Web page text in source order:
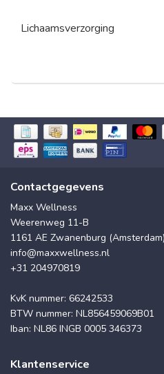
Lichaamsverzorging
Contactgegevens
Maxx Wellness
Weerenweg 11-B
1161 AE Zwanenburg (Amsterdam)
info@maxxwellness.nl
+31 204970819
KvK nummer: 66242533
BTW nummer: NL856459069B01
Iban: NL86 INGB 0005 346373
Klantenservice